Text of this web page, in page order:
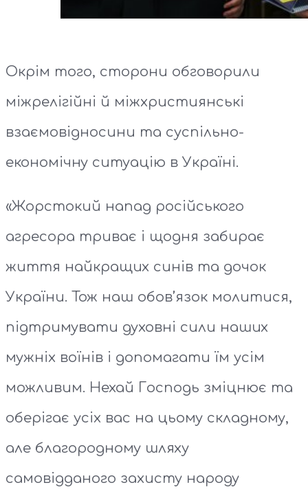
Окрім того, сторони обговорили
міжрелігійні й міжхристиянські
взаємовідносини та суспільно-
економічну ситуацію в Україні.
«Жорстокий напад російського
агресора триває і щодня забирає
життя найкращих синів та дочок
України. Тож наш обов’язок молитися,
підтримувати духовні сили наших
мужніх воїнів і допомагати їм усім
можливим. Нехай Господь зміцнює та
оберігає усіх вас на цьому складному,
але благородному шляху
самовідданого захисту народу